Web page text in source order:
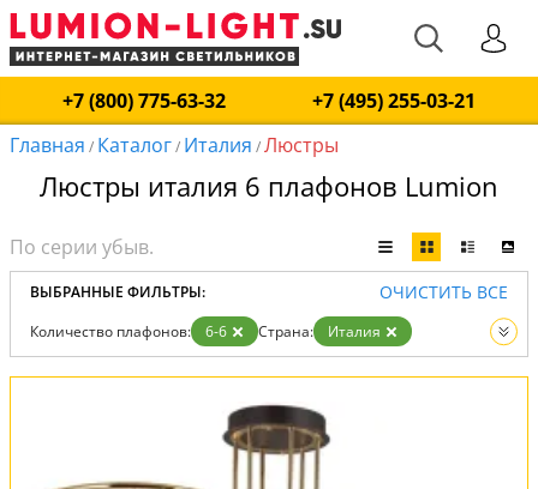
+7 (800) 775-63-32
+7 (495) 255-03-21
Главная / Каталог/ Италия /Люстры
Люстры италия 6 плафонов Lumion
ВЫБРАННЫЕ ФИЛЬТРЫ: ОЧИСТИТЬ ВСЕ
Количество плафонов: 6-6 Страна:
Италия
Вид:
Люстры